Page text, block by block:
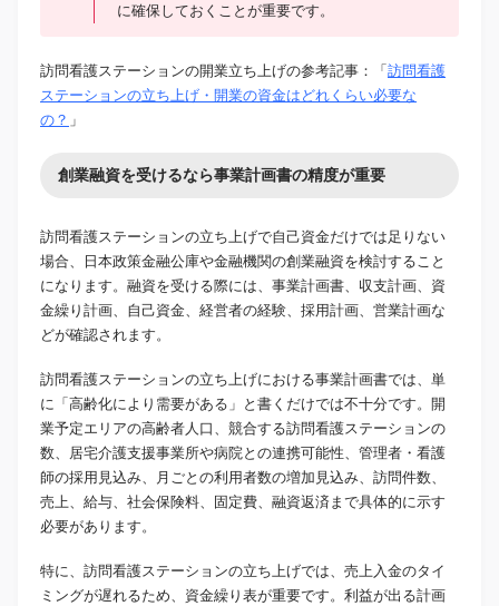
に確保しておくことが重要です。
訪問看護ステーションの開業立ち上げの参考記事：「 訪問看護
ステーションの立ち上げ・開業の資金はどれくらい必要な
の？ 」
創業融資を受けるなら事業計画書の精度が重要
訪問看護ステーションの立ち上げで自己資金だけでは足りない
場合、日本政策金融公庫や金融機関の創業融資を検討すること
になります。融資を受ける際には、事業計画書、収支計画、資
金繰り計画、自己資金、経営者の経験、採用計画、営業計画な
どが確認されます。
訪問看護ステーションの立ち上げにおける事業計画書では、単
に「高齢化により需要がある」と書くだけでは不十分です。開
業予定エリアの高齢者人口、競合する訪問看護ステーションの
数、居宅介護支援事業所や病院との連携可能性、管理者・看護
師の採用見込み、月ごとの利用者数の増加見込み、訪問件数、
売上、給与、社会保険料、固定費、融資返済まで具体的に示す
必要があります。
特に、訪問看護ステーションの立ち上げでは、売上入金のタイ
ミングが遅れるため、資金繰り表が重要です。利益が出る計画